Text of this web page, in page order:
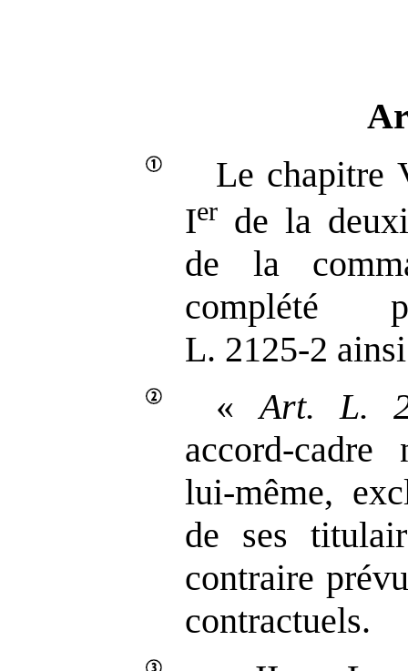
Le chapitre
Ier de la
de la
complété
L. 2125‑2
«Art. L.
lui-même,
de ses
contraire
contractuels.